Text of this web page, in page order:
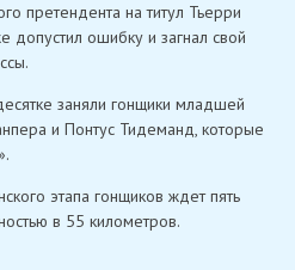
претендента на титул Тьерри
допустил ошибку и загнал свой
заняли гонщики младшей
и Понтус Тидеманд, которые
этапа гонщиков ждет пять
в 55 километров.